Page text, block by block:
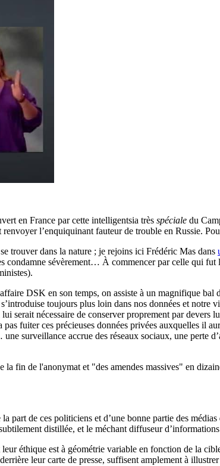
en France par cette intelligentsia très spéciale du
l’enquiquinant fauteur de trouble en Russie.
trouver dans la nature ; je rejoins ici Frédéric Mas dans
condamne sévèrement… À commencer par celle qui fut
DSK en son temps, on assiste à un magnifique bal
toujours plus loin dans nos données et notre
serait nécessaire de conserver proprement par devers
fuiter ces précieuses données privées auxquelles il
surveillance accrue des réseaux sociaux, une perte
la fin de l'anonymat et "des amendes massives" en
la part de ces politiciens et d’une bonne partie des
distillée, et le méchant diffuseur
éthique est à géométrie variable en fonction de la
leur carte de presse, suffisent amplement à